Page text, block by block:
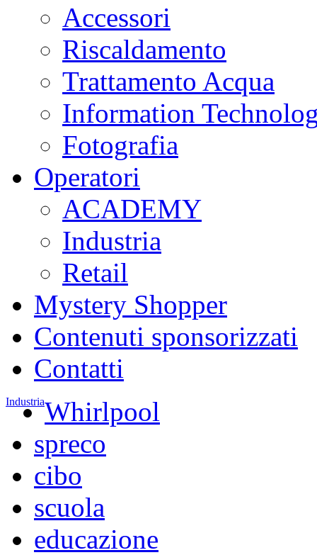
Accessori
Riscaldamento
Trattamento Acqua
Information
Fotografia
Operatori
ACADEMY
Industria
Retail
Mystery Shopper
Contenuti sponsorizzati
Contatti
IndustriaWhirlpool
spreco
cibo
scuola
educazione